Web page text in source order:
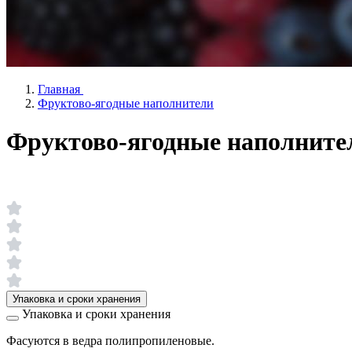
Главная
Фруктово-ягодные наполнители
Фруктово-ягодные
Упаковка и сроки хранения
Упаковка и сроки хранения
Фасуются в ведра полипропиленовые.